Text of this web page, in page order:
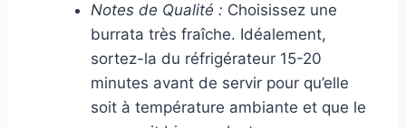
Notes de Qualité : Choisissez une
burrata très fraîche. Idéalement,
sortez-la du réfrigérateur 15-20
minutes avant de servir pour qu’elle
soit à température ambiante et que le